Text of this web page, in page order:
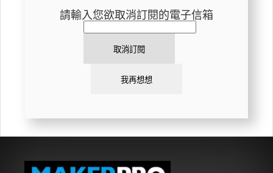
請輸入您欲取消訂閱的電子信箱
取消訂閱
我再想想